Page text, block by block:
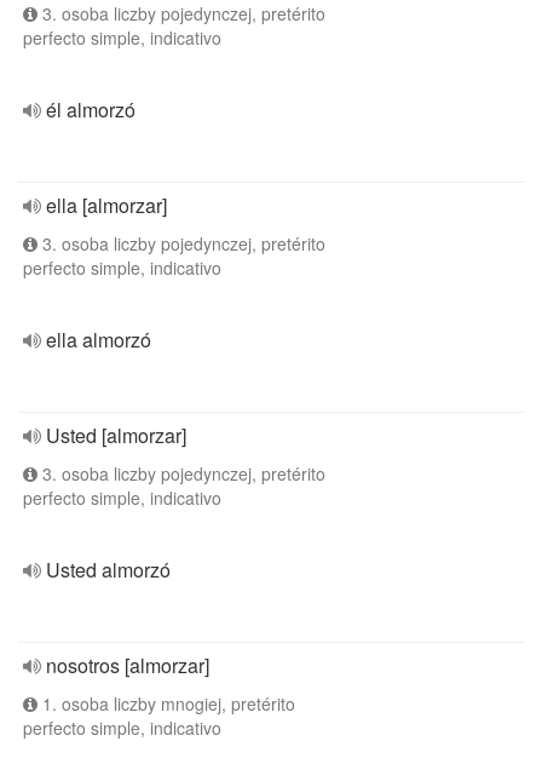
3. osoba liczby pojedynczej, pretérito
perfecto simple, indicativo
él almorzó
ella [almorzar]
3. osoba liczby pojedynczej, pretérito
perfecto simple, indicativo
ella almorzó
Usted [almorzar]
3. osoba liczby pojedynczej, pretérito
perfecto simple, indicativo
Usted almorzó
nosotros [almorzar]
1. osoba liczby mnogiej, pretérito
perfecto simple, indicativo